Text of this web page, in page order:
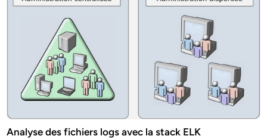
Analyse des fichiers logs avec la stack ELK